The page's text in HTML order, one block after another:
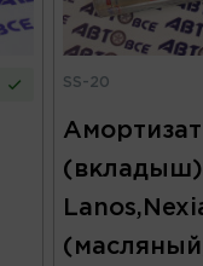
SS-20
(вкладыш)